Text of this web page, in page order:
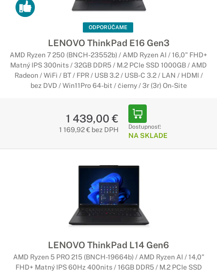
ODPORÚČAME
LENOVO ThinkPad E16 Gen3
AMD Ryzen 7 250 (BNCH-23552b) / AMD Ryzen AI / 16,0" FHD+
Matný IPS 300nits / 32GB DDR5 / M.2 PCIe SSD 1000GB / AMD
Radeon / WiFi / BT / FPR / USB 3.2 / USB-C 3.2 / LAN / HDMI /
bez DVD / Win11Pro 64-bit / čierny / 3r (3r) On-Site
1 439,00 €
1 169,92 € bez DPH Dostupnosť:
NA SKLADE
LENOVO ThinkPad L14 Gen6
AMD Ryzen 5 PRO 215 (BNCH-19664b) / AMD Ryzen AI / 14,0"
FHD+ Matný IPS 60Hz 400nits / 16GB DDR5 / M.2 PCIe SSD